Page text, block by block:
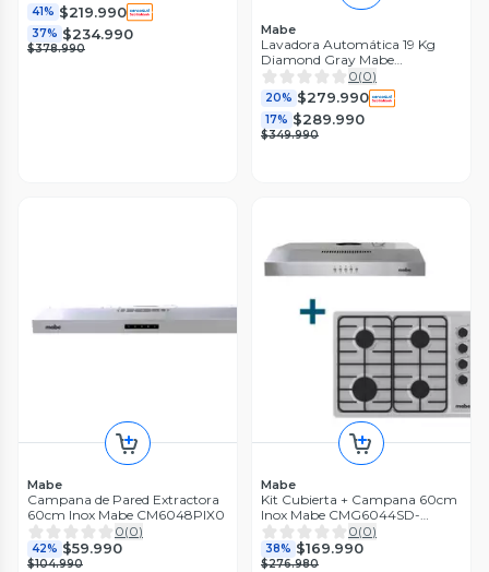
41% $219.990
37% $234.990
$378.990
Mabe
Lavadora Automática 19 Kg
Diamond Gray Mabe
Lma9120wdgcl0
0(0)
20% $279.990
17% $289.990
$349.990
Mabe
Campana de Pared Extractora
60cm Inox Mabe CM6048PIX0
0(0)
42% $59.990
$104.990
Mabe
Kit Cubierta + Campana 60cm
Inox Mabe CMG6044SD-
1C_Cm6045xv0
0(0)
38% $169.990
$276.980